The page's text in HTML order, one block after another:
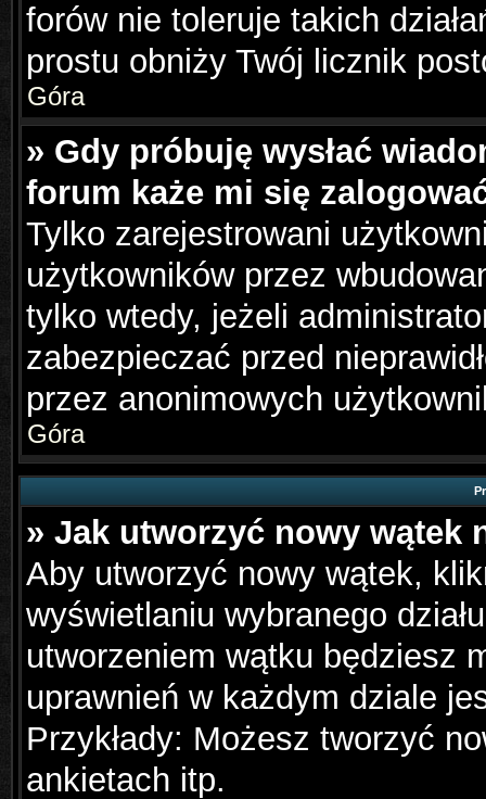
forów nie toleruje takich
prostu obniży Twój licznik
Góra
» Gdy próbuję wysłać
forum każe mi się
Tylko zarejestrowani
użytkowników przez
tylko wtedy, jeżeli
zabezpieczać przed
przez anonimowych
Góra
» Jak utworzyć nowy wątek
Aby utworzyć nowy wątek,
wyświetlaniu wybranego
utworzeniem wątku będziesz
uprawnień w każdym dziale
Przykłady: Możesz tworzyć
ankietach itp.